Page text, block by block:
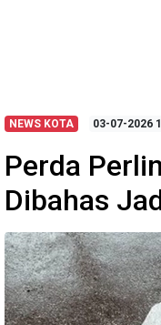
NEWS KOTA 03-07-2026
Perda
Dibahas